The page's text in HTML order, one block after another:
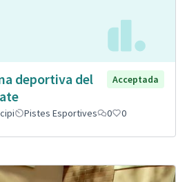
deportiva del
Acceptada
Pistes Esportives 0 0